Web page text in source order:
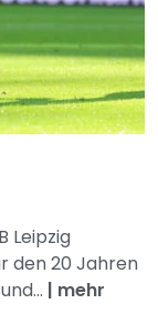
Leipzig
den 20 Jahren
| mehr